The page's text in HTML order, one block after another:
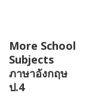
More School
Subjects
ภาษาอังกฤษ
ป.4